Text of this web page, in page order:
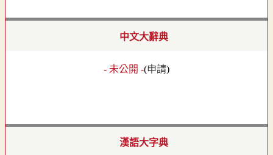
中文大辭典
- 未公開 -(申請)
漢語大字典